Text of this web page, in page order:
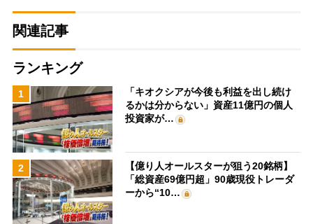
関連記事
ランキング
1
「キオクシアが今後も利益を出し続け
るかは分からない」資産11億円の個人
投資家が…
2
【億り人オールスターが狙う20銘柄】
「総資産69億円超」90歳現役トレーダ
ーから“10…